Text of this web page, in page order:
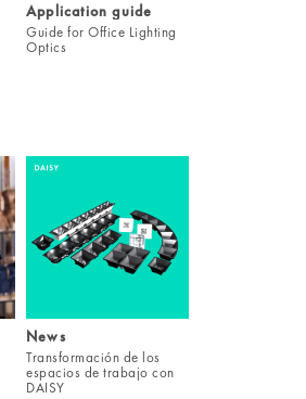
Application guide
Guide for Office Lighting
Optics
News
Transformación de los
espacios de trabajo con
DAISY